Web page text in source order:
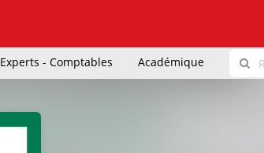
Experts - Comptables Académique